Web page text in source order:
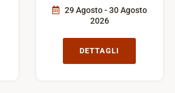
29 Agosto - 30 Agosto
2026
DETTAGLI